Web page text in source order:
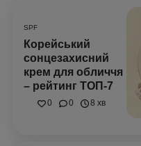
SPF
Корейський
сонцезахисний
крем для обличчя
– рейтинг ТОП-7
0 0 8 хв